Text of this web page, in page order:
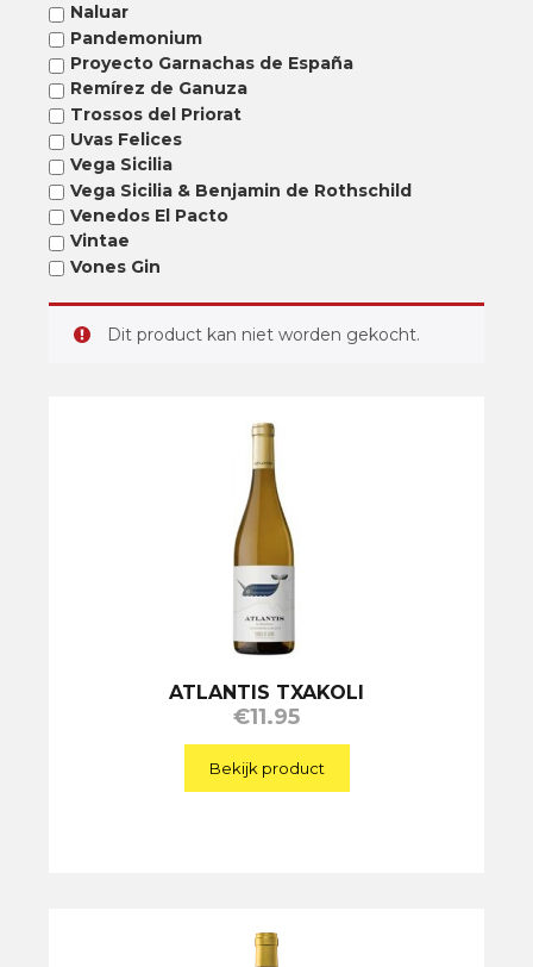
Naluar
Pandemonium
Proyecto Garnachas de España
Remírez de Ganuza
Trossos del Priorat
Uvas Felices
Vega Sicilia
Vega Sicilia & Benjamin de Rothschild
Venedos El Pacto
Vintae
Vones Gin
Dit product kan niet worden gekocht.
ATLANTIS TXAKOLI
€11.95
Bekijk product